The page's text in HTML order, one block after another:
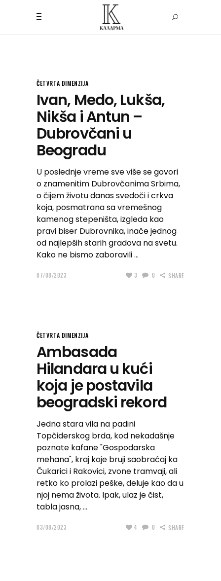
ČETVRTA DIMENZIJA
Ivan, Medo, Lukša,
Nikša i Antun –
Dubrovčani u
Beogradu
U poslednje vreme sve više se govori
o znamenitim Dubrovčanima Srbima,
o čijem životu danas svedoči i crkva
koja, posmatrana sa vremešnog
kamenog stepeništa, izgleda kao
pravi biser Dubrovnika, inače jednog
od najlepših starih gradova na svetu.
Kako ne bismo zaboravili
07/08/2023 3 0 SHARE
ČETVRTA DIMENZIJA
Ambasada
Hilandara u kući
koja je postavila
beogradski rekord
Jedna stara vila na padini
Topčiderskog brda, kod nekadašnje
poznate kafane "Gospodarska
mehana", kraj koje bruji saobraćaj ka
Čukarici i Rakovici, zvone tramvaji, ali
retko ko prolazi peške, deluje kao da u
njoj nema života. Ipak, ulaz je čist,
tabla jasna,
03/08/2023 4 0 SHARE